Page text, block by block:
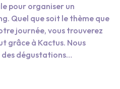
pour organiser un
Quel que soit le thème que
journée, vous trouverez
grâce à Kactus. Nous
des dégustations
insolites et sportives, en
ou encore des